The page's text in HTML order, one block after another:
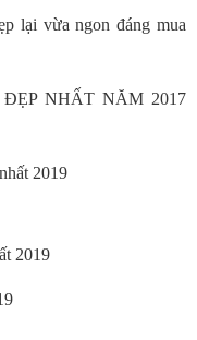
lại vừa ngon đáng mua
NHẤT NĂM 2017
2019
2019